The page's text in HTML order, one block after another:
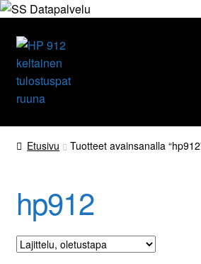
Siirry
navigointiin
Siirry
sisältöön
Etusivu
Ajankohtaista
Palvelut
Etusivu Tuotteet avainsanalla
hp912